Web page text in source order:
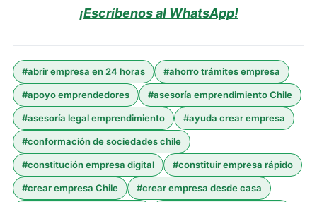
¡Escríbenos al WhatsApp!
#abrir empresa en 24 horas #ahorro trámites empresa
#apoyo emprendedores #asesoría emprendimiento Chile
#asesoría legal emprendimiento #ayuda crear empresa
#conformación de sociedades chile
#constitución empresa digital #constituir empresa rápido
#crear empresa Chile #crear empresa desde casa